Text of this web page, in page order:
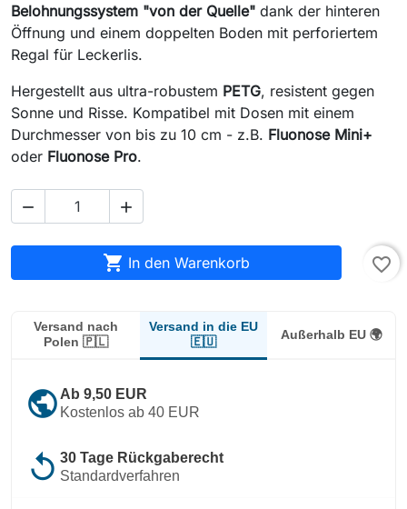
Belohnungssystem "von der Quelle" dank der hinteren
Öffnung und einem doppelten Boden mit perforiertem
Regal für Leckerlis.
Hergestellt aus ultra-robustem PETG, resistent gegen
Sonne und Risse. Kompatibel mit Dosen mit einem
Durchmesser von bis zu 10 cm - z.B. Fluonose Mini+
oder Fluonose Pro.
 
 In den Warenkorb favorite_border
Versand nach
Polen 🇵🇱
Versand in die EU
🇪🇺
Außerhalb EU 🌍
public Ab 9,50 EUR
Kostenlos ab 40 EUR
replay 30 Tage Rückgaberecht
Standardverfahren